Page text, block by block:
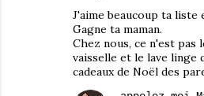
J'aime beaucoup ta liste
Gagne ta maman.
Chez nous, ce n'est pas
vaisselle et le lave linge
cadeaux de Noël des